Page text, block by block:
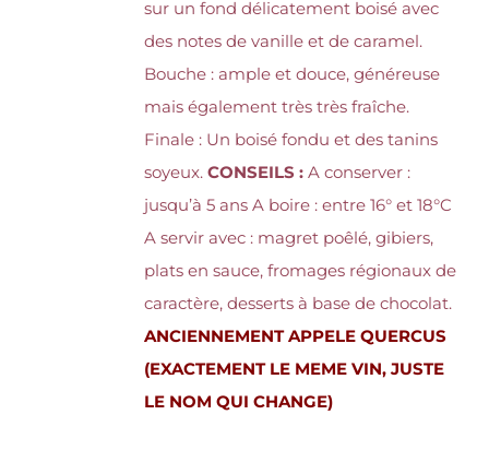
sur un fond délicatement boisé avec
des notes de vanille et de caramel.
Bouche : ample et douce, généreuse
mais également très très fraîche.
Finale : Un boisé fondu et des tanins
soyeux. CONSEILS :A conserver :
jusqu’à 5 ans A boire : entre 16° et 18°C
A servir avec : magret poêlé, gibiers,
plats en sauce, fromages régionaux de
caractère, desserts à base de chocolat.
ANCIENNEMENT APPELE QUERCUS
(EXACTEMENT LE MEME VIN, JUSTE
LE NOM QUI CHANGE)